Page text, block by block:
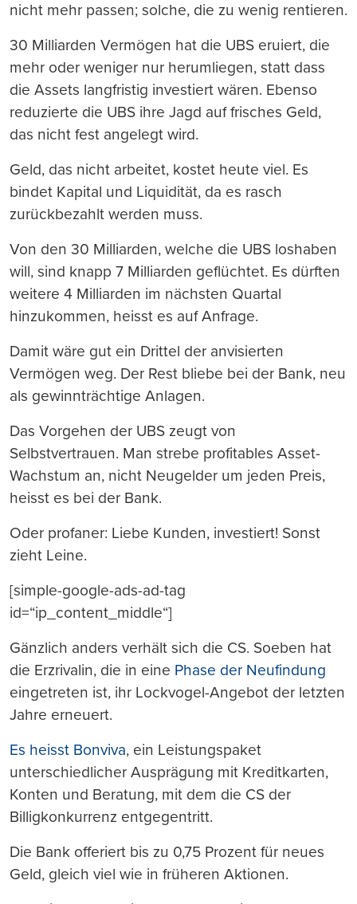
nicht mehr passen; solche, die zu wenig rentieren.
30 Milliarden Vermögen hat die UBS eruiert, die
mehr oder weniger nur herumliegen, statt dass
die Assets langfristig investiert wären. Ebenso
reduzierte die UBS ihre Jagd auf frisches Geld,
das nicht fest angelegt wird.
Geld, das nicht arbeitet, kostet heute viel. Es
bindet Kapital und Liquidität, da es rasch
zurückbezahlt werden muss.
Von den 30 Milliarden, welche die UBS loshaben
will, sind knapp 7 Milliarden geflüchtet. Es dürften
weitere 4 Milliarden im nächsten Quartal
hinzukommen, heisst es auf Anfrage.
Damit wäre gut ein Drittel der anvisierten
Vermögen weg. Der Rest bliebe bei der Bank, neu
als gewinnträchtige Anlagen.
Das Vorgehen der UBS zeugt von
Selbstvertrauen. Man strebe profitables Asset-
Wachstum an, nicht Neugelder um jeden Preis,
heisst es bei der Bank.
Oder profaner: Liebe Kunden, investiert! Sonst
zieht Leine.
[simple-google-ads-ad-tag
id=“ip_content_middle“]
Gänzlich anders verhält sich die CS. Soeben hat
die Erzrivalin, die in eine Phase der Neufindung
eingetreten ist, ihr Lockvogel-Angebot der letzten
Jahre erneuert.
Es heisst Bonviva, ein Leistungspaket
unterschiedlicher Ausprägung mit Kreditkarten,
Konten und Beratung, mit dem die CS der
Billigkonkurrenz entgegentritt.
Die Bank offeriert bis zu 0,75 Prozent für neues
Geld, gleich viel wie in früheren Aktionen.